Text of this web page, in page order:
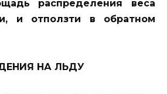
распределения веса
и отползти в обратном
НА ЛЬДУ